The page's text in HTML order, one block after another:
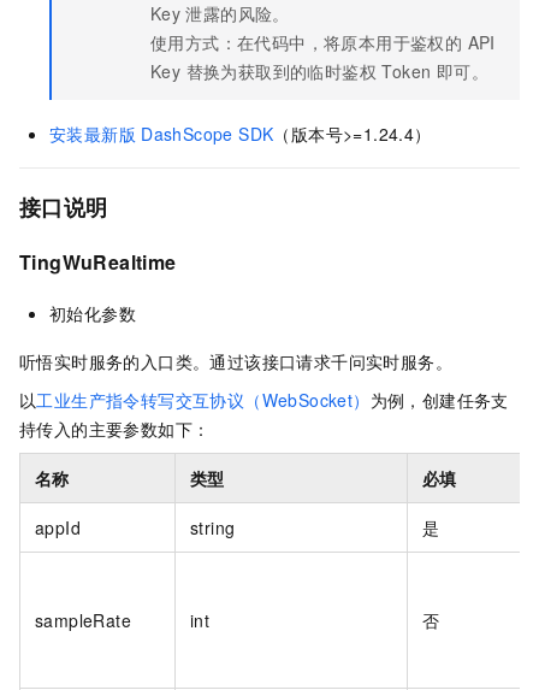
Key 泄露的风险。
使用方式：在代码中，将原本用于鉴权的 API
Key 替换为获取到的临时鉴权 Token 即可。
安装最新版 DashScope SDK （版本号>=1.24.4）
接口说明
TingWuRealtime
初始化参数
听悟实时服务的入口类。通过该接口请求千问实时服务。
以工业生产指令转写交互协议（WebSocket） 为例，创建任务支
持传入的主要参数如下：
名称 类型 必填
appId string 是
sampleRate int 否